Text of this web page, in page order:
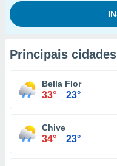
Principais cidades
Bella Flor
33° 23°
Chive
34° 23°